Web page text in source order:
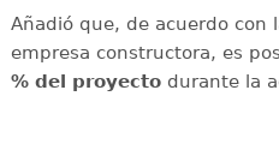
Añadió que, de acuerdo con
empresa constructora, es
% del proyectodurante la